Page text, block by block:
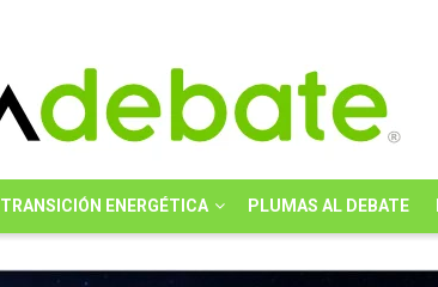
TRANSICIÓN ENERGÉTICA PLUMAS AL DEBATE